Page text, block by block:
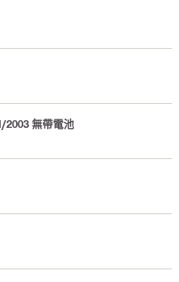
2003 無帶電池